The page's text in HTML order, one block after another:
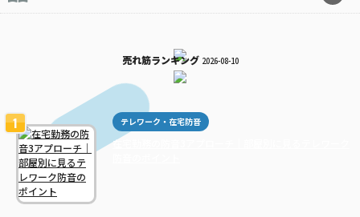
売れ筋ランキング 2026-08-10
テレワーク・在宅防音
在宅勤務の防音3アプローチ｜部屋別に見るテレワーク